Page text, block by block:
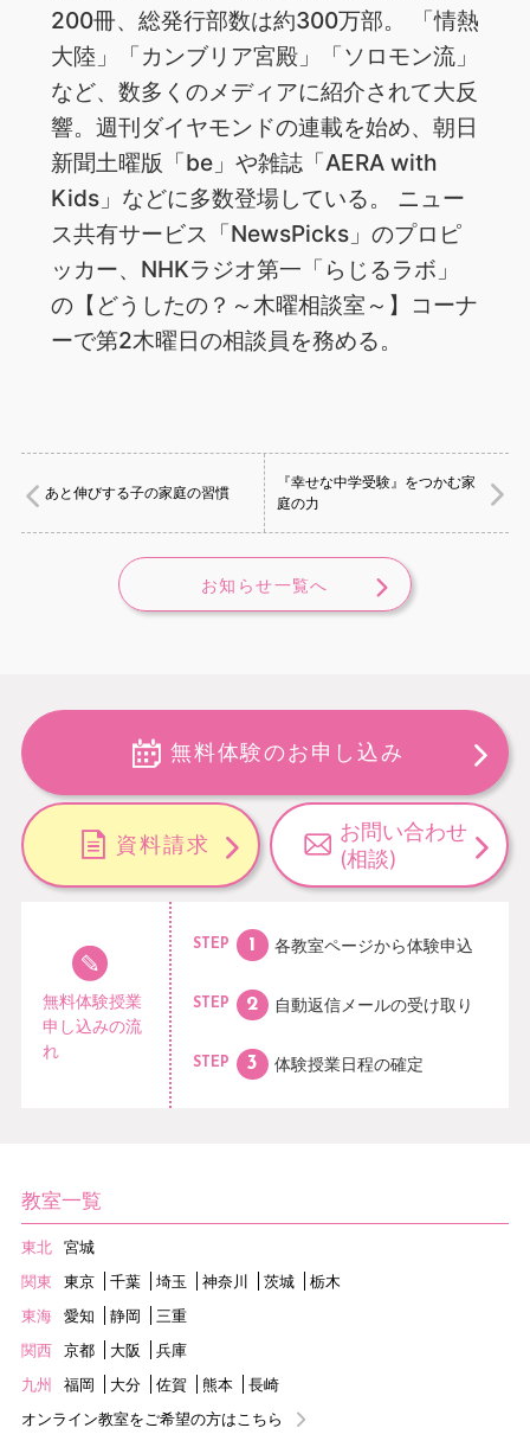
200冊、総発行部数は約300万部。 「情熱
大陸」「カンブリア宮殿」「ソロモン流」
など、数多くのメディアに紹介されて大反
響。週刊ダイヤモンドの連載を始め、朝日
新聞土曜版「be」や雑誌「AERA with
Kids」などに多数登場している。 ニュー
ス共有サービス「NewsPicks」のプロピ
ッカー、NHKラジオ第一「らじるラボ」
の【どうしたの？～木曜相談室～】コーナ
ーで第2木曜日の相談員を務める。
あと伸びする子の家庭の習慣
『幸せな中学受験』をつかむ家
庭の力
お知らせ一覧へ
無料体験のお申し込み
資料請求
お問い合わせ
(相談)
無料体験授業
申し込みの流
れ
STEP 各教室ページから体験申込
STEP 自動返信メールの受け取り
STEP 体験授業日程の確定
教室一覧
東北
宮城
関東
東京 千葉 埼玉 神奈川 茨城
栃木
東海
愛知 静岡
三重
関西
京都 大阪
兵庫
九州
福岡 大分 佐賀 熊本
長崎
オンライン教室をご希望の方はこちら